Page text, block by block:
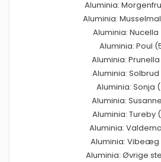
Aluminia:
Aluminia:
Aluminia: Nucella
Aluminia: Poul
Aluminia:
Aluminia:
Aluminia: Sonja
Aluminia:
Aluminia: Tureby
Aluminia:
Aluminia: Vibeæg
Aluminia: Øvrige